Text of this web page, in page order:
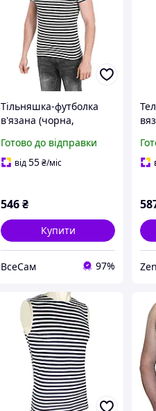
Тільняшка-футболка
в'язана (чорна,
Готово до відправки
від55₴/міс
546₴
Купити
ВсеСам 97%